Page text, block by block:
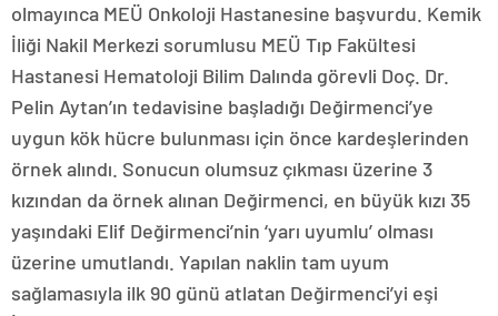
olmayınca MEÜ Onkoloji Hastanesine başvurdu. Kemik
İliği Nakil Merkezi sorumlusu MEÜ Tıp Fakültesi
Hastanesi Hematoloji Bilim Dalında görevli Doç. Dr.
Pelin Aytan’ın tedavisine başladığı Değirmenci’ye
uygun kök hücre bulunması için önce kardeşlerinden
örnek alındı. Sonucun olumsuz çıkması üzerine 3
kızından da örnek alınan Değirmenci, en büyük kızı 35
yaşındaki Elif Değirmenci’nin ‘yarı uyumlu’ olması
üzerine umutlandı. Yapılan naklin tam uyum
sağlamasıyla ilk 90 günü atlatan Değirmenci’yi eşi